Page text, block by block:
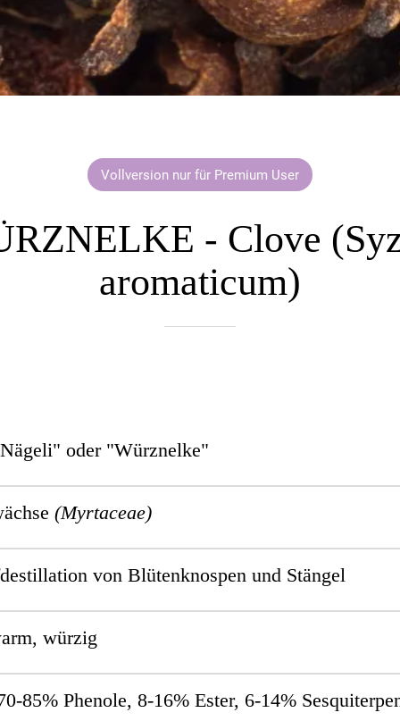
Vollversion nur für Premium User
- Clove
aromaticum)
oder "Würznelke"
(Myrtaceae)
von Blütenknospen und Stängel
würzig
85% Phenole, 8-16% Ester, 6-14%